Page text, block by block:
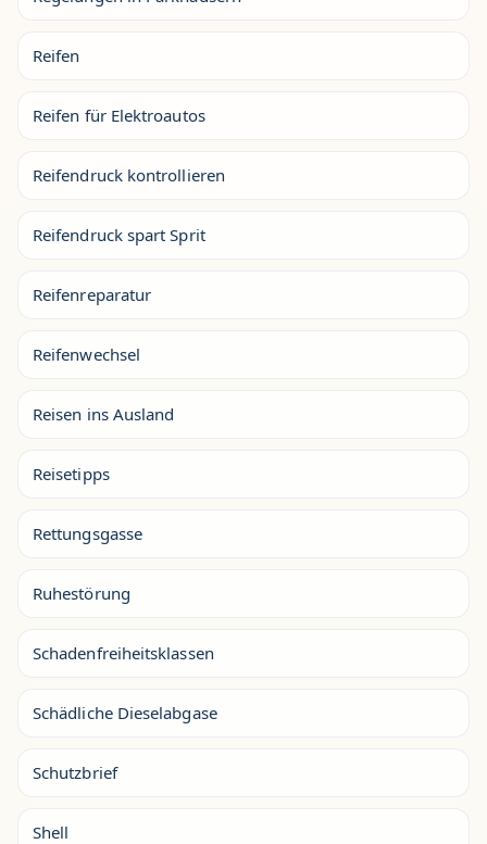
Reifen
Reifen für Elektroautos
Reifendruck kontrollieren
Reifendruck spart Sprit
Reifenreparatur
Reifenwechsel
Reisen ins Ausland
Reisetipps
Rettungsgasse
Ruhestörung
Schadenfreiheitsklassen
Schädliche Dieselabgase
Schutzbrief
Shell